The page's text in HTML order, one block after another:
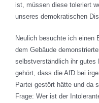
ist, müssen diese toleriert
unseres demokratischen
Neulich besuchte ich einen
dem Gebäude
selbstverständlich ihr gutes
gehört, dass die AfD bei
Partei gestört hätte und da
Frage: Wer ist der